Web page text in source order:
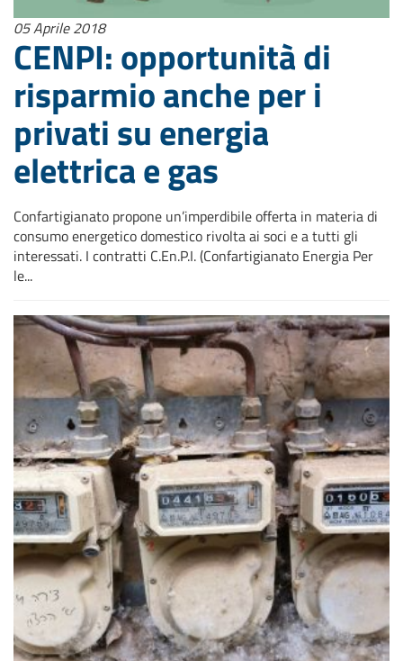
05 Aprile 2018
CENPI: opportunità di
risparmio anche per i
privati su energia
elettrica e gas
Confartigianato propone un’imperdibile offerta in materia di
consumo energetico domestico rivolta ai soci e a tutti gli
interessati. I contratti C.En.P.I. (Confartigianato Energia Per
le...